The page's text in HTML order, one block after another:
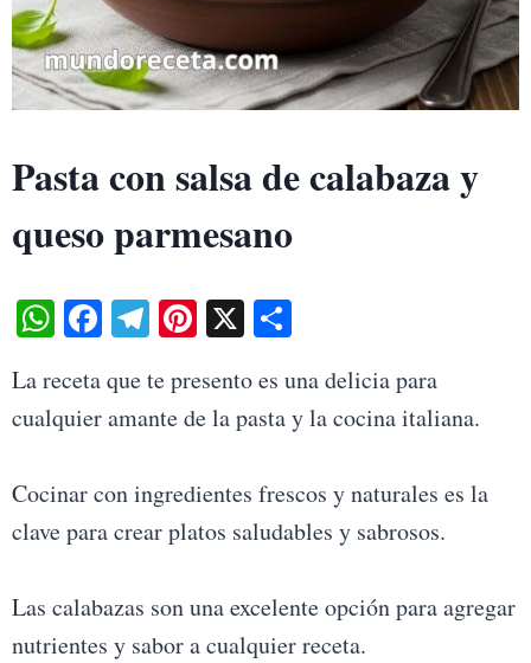
Pasta con salsa de calabaza y
queso parmesano
W
ts
A
Fa
bo
ok
Te
gr
a
Pi
er
es
X S
re
La receta que te presento es una delicia para
cualquier amante de la pasta y la cocina italiana.
Cocinar con ingredientes frescos y naturales es la
clave para crear platos saludables y sabrosos.
Las calabazas son una excelente opción para agregar
nutrientes y sabor a cualquier receta.